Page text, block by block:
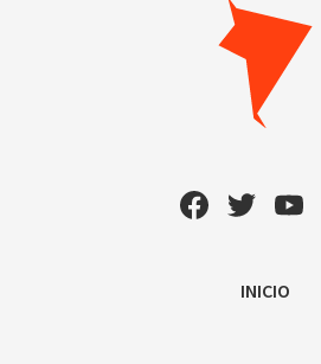
INICIO